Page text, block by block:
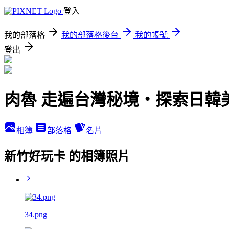
登入
我的部落格 我的部落格後台
我的帳號
登出
肉魯 走遍台灣秘境・探索日韓
相簿 部落格 名片
新竹好玩卡 的相簿照片
34.png